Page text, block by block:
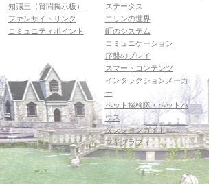
知識王（質問掲示板）
ファンサイトリンク
コミュニティポイント
ステータス
エリンの世界
町のシステム
コミュニケーション
序盤のプレイ
スマートコンテンツ
インタラクションメーカ
ー
ペット探検隊・ペットハ
ウス
ダンジョンガイド
マギグラフィ